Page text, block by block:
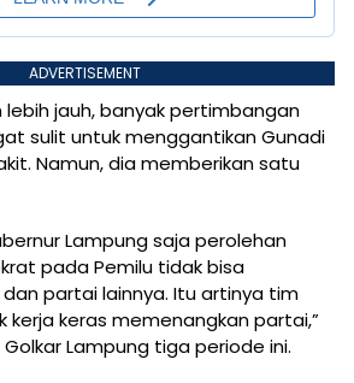
ADVERTISEMENT
jauh, banyak pertimbangan
sulit untuk menggantikan Gunadi
Namun, dia memberikan satu
Lampung saja perolehan
pada Pemilu tidak bisa
dan partai lainnya. Itu artinya tim
kerja keras memenangkan partai,”
Lampung tiga periode ini.